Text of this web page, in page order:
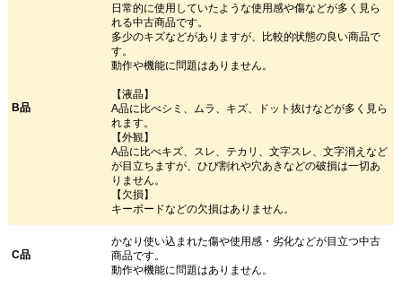
B品
日常的に使用していたような使用感や傷などが多く見ら
れる中古商品です。
多少のキズなどがありますが、比較的状態の良い商品で
す。
動作や機能に問題はありません。
【液晶】
A品に比べシミ、ムラ、キズ、ドット抜けなどが多く見ら
れます。
【外観】
A品に比べキズ、スレ、テカリ、文字スレ、文字消えなど
が目立ちますが、ひび割れや穴あきなどの破損は一切あ
りません。
【欠損】
キーボードなどの欠損はありません。
C品
かなり使い込まれた傷や使用感・劣化などが目立つ中古
商品です。
動作や機能に問題はありません。